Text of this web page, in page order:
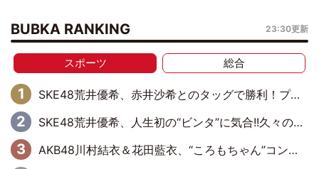
BUBKA RANKING 23:30更新
スポーツ 総合
SKE48荒井優希、赤井沙希とのタッグで勝利！プリンセスタッグ選手権ベルトに挑戦
SKE48荒井優希、人生初の“ビンタ”に気合!!久々のシングルマッチ決定に「自分のできることを全部出せたらベスト」
AKB48川村結衣＆花田藍衣、“ころもちゃん”コンビがきつねダンスに出演！ファイターズファンのかわゆいはファーストピッチにも挑戦